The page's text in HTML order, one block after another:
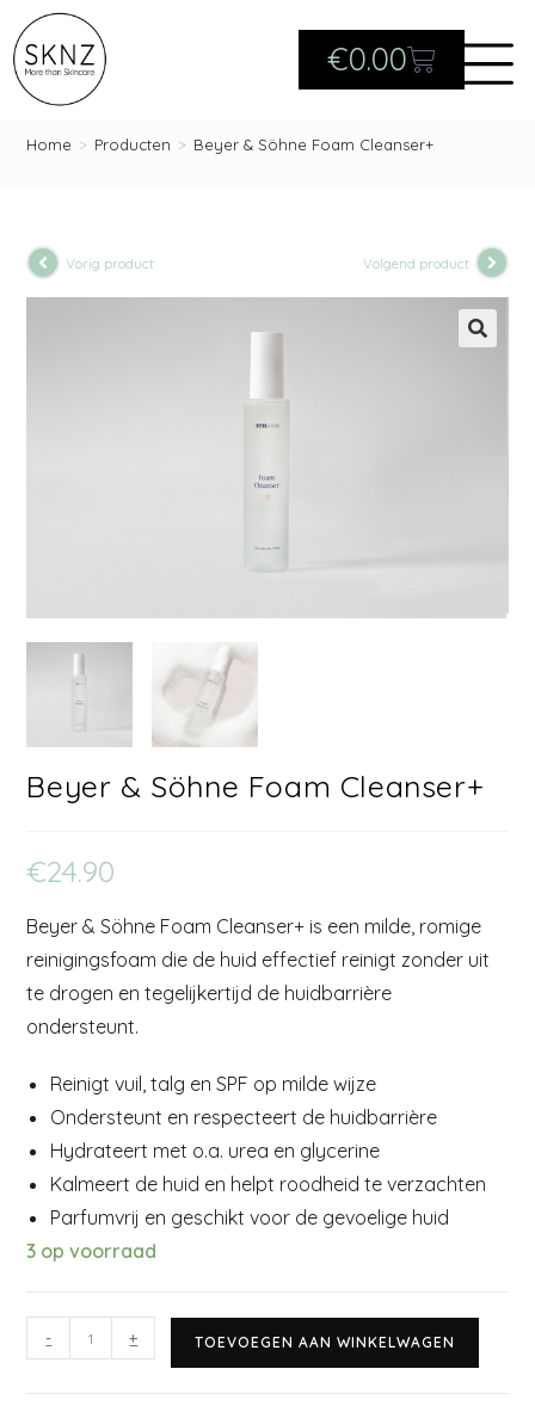
€0.00
Home > Producten > Beyer & Söhne Foam Cleanser+
Vorig product Volgend product
Beyer & Söhne Foam Cleanser+
€24.90
Beyer & Söhne Foam Cleanser+ is een milde, romige
reinigingsfoam die de huid effectief reinigt zonder uit
te drogen en tegelijkertijd de huidbarrière
ondersteunt.
Reinigt vuil, talg en SPF op milde wijze
Ondersteunt en respecteert de huidbarrière
Hydrateert met o.a. urea en glycerine
Kalmeert de huid en helpt roodheid te verzachten
Parfumvrij en geschikt voor de gevoelige huid
3 op voorraad
- + TOEVOEGEN AAN WINKELWAGEN